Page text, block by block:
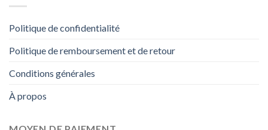
Politique de confidentialité
Politique de remboursement et de retour
Conditions générales
À propos